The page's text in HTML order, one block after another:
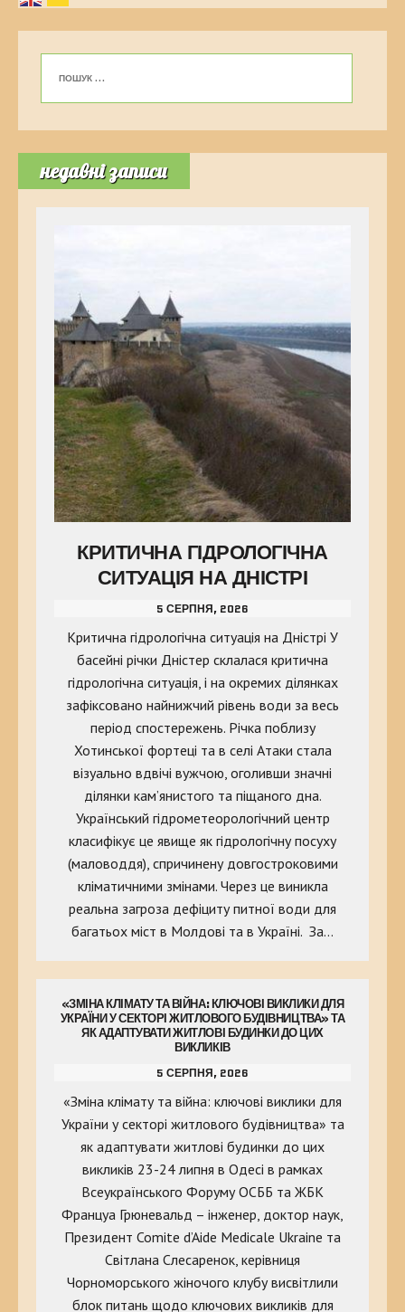
недавні записи
КРИТИЧНА ГІДРОЛОГІЧНА
СИТУАЦІЯ НА ДНІСТРІ
5 СЕРПНЯ, 2026
Критична гідрологічна ситуація на Дністрі У
басейні річки Дністер склалася критична
гідрологічна ситуація, і на окремих ділянках
зафіксовано найнижчий рівень води за весь
період спостережень. Річка поблизу
Хотинської фортеці та в селі Атаки стала
візуально вдвічі вужчою, оголивши значні
ділянки кам’янистого та піщаного дна.
Український гідрометеорологічний центр
класифікує це явище як гідрологічну посуху
(маловоддя), спричинену довгостроковими
кліматичними змінами. Через це виникла
реальна загроза дефіциту питної води для
багатьох міст в Молдові та в Україні. За…
«ЗМІНА КЛІМАТУ ТА ВІЙНА: КЛЮЧОВІ ВИКЛИКИ ДЛЯ
УКРАЇНИ У СЕКТОРІ ЖИТЛОВОГО БУДІВНИЦТВА» ТА
ЯК АДАПТУВАТИ ЖИТЛОВІ БУДИНКИ ДО ЦИХ
ВИКЛИКІВ
5 СЕРПНЯ, 2026
«Зміна клімату та війна: ключові виклики для
України у секторі житлового будівництва» та
як адаптувати житлові будинки до цих
викликів 23-24 липня в Одесі в рамках
Всеукраїнського Форуму ОСББ та ЖБК
Француа Грюневальд – інженер, доктор наук,
Президент Comite d’Aide Medicale Ukraine та
Світлана Слесаренок, керівниця
Чорноморського жіночого клубу висвітлили
блок питань щодо ключових викликів для